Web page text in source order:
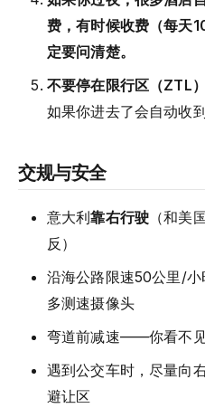
费，有时候收费（每天
定要问清楚。
不要停在限行区（ZTL）
如果你进去了会自动收
交规与安全
意大利靠右行驶 （和美
反）
沿海公路限速50公里/
多测速摄像头
弯道前减速——你看不
遇到公交车时，尽量向
避让区